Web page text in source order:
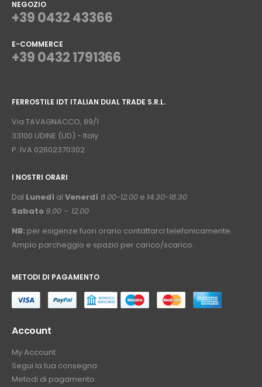
NEGOZIO
+39 0432 43366
E-COMMERCE
+39 0432 1791366
FERROSTILE IDT ITALIAN DUAL TRADE S.R.L.
Via TAVAGNACCO, 89/1
33100 UDINE (UD) - Italy
P. IVA 02602370302
I NOSTRI ORARI
Dal Lunedì al Venerdì 8.00-12.00 e 14.30-18.30
Sabato 9.00 – 12.00
NB: per esigenze fuori orario contattarci telefonicamente.
Ampio parcheggio e spazio per carico/scarico.
METODI DI PAGAMENTO
Account
My Account
Segui la tua consegna
Metodi di pagamento